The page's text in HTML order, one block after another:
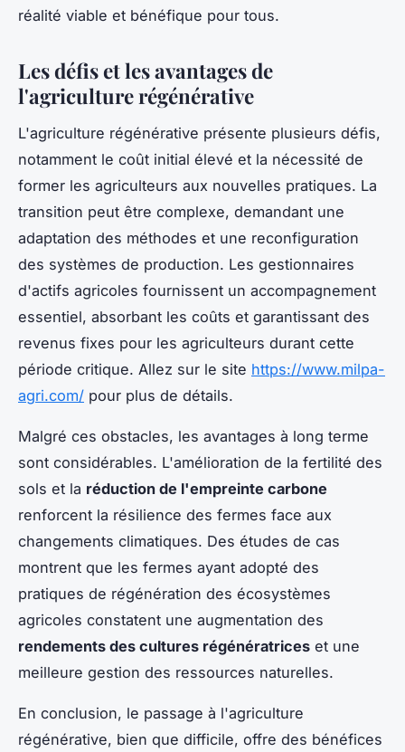
réalité viable et bénéfique pour tous.
Les défis et les avantages de
l'agriculture régénérative
L'agriculture régénérative présente plusieurs défis,
notamment le coût initial élevé et la nécessité de
former les agriculteurs aux nouvelles pratiques. La
transition peut être complexe, demandant une
adaptation des méthodes et une reconfiguration
des systèmes de production. Les gestionnaires
d'actifs agricoles fournissent un accompagnement
essentiel, absorbant les coûts et garantissant des
revenus fixes pour les agriculteurs durant cette
période critique. Allez sur le site https://www.milpa-
agri.com/ pour plus de détails.
Malgré ces obstacles, les avantages à long terme
sont considérables. L'amélioration de la fertilité des
sols et la réduction de l'empreinte carbone
renforcent la résilience des fermes face aux
changements climatiques. Des études de cas
montrent que les fermes ayant adopté des
pratiques de régénération des écosystèmes
agricoles constatent une augmentation des
rendements des cultures régénératrices et une
meilleure gestion des ressources naturelles.
En conclusion, le passage à l'agriculture
régénérative, bien que difficile, offre des bénéfices